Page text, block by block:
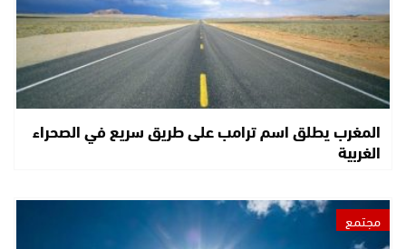
المغرب يطلق اسم ترامب على طريق سريع في الصحراء
الغربية
مجتمع